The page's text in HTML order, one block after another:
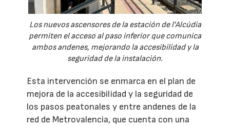
Los nuevos ascensores de la estación de l'Alcúdia
permiten el acceso al paso inferior que comunica
ambos andenes, mejorando la accesibilidad y la
seguridad de la instalación.
Esta intervención se enmarca en el plan de
mejora de la accesibilidad y la seguridad de
los pasos peatonales y entre andenes de la
red de Metrovalencia, que cuenta con una